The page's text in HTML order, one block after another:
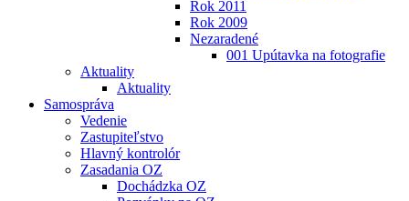
Rok 2011
Rok 2009
Nezaradené
001 Upútavka na fotografie
Aktuality
Aktuality
Samospráva
Vedenie
Zastupiteľstvo
Hlavný kontrolór
Zasadania OZ
Dochádzka OZ